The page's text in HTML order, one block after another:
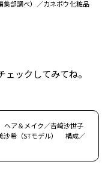
集部調べ）／カネボウ化粧品
ックしてみてね。
ア＆メイク／𠮷﨑沙世子
沙希（STモデル） 構成／